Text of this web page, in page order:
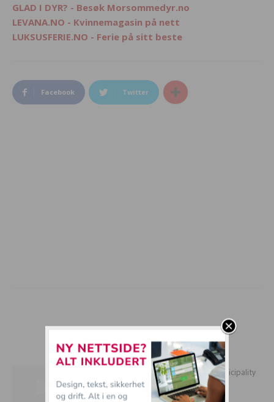
GLAD I DYR? - Besøk Morsommedyr.no
LEVANA.NO - Kvinnemagasin på nett
LUKSUSFERIE.NO - Ferie på sitt beste
Facebook Twitter
mer tullball
BREAKING NEWS: Employees in the municipality
thrive with the home office....